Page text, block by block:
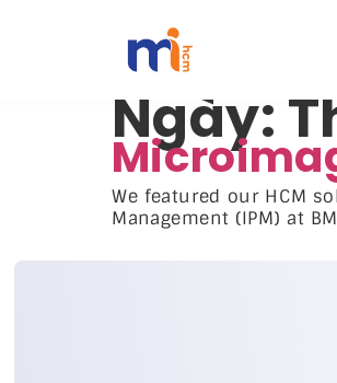
Ngày:
We featured our HCM
Management (IPM) at